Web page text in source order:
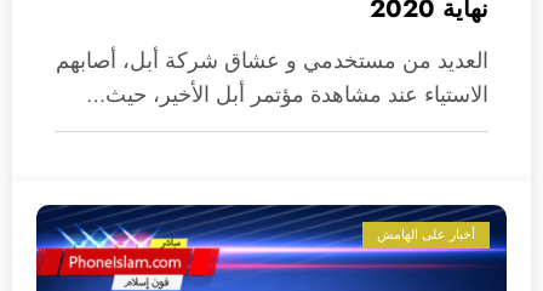
نهاية 2020
العديد من مستخدمي و عشاق شركة أبل، أصابهم
الاستياء عند مشاهدة مؤتمر أبل الأخير، حيث…
أخبار على الهامش